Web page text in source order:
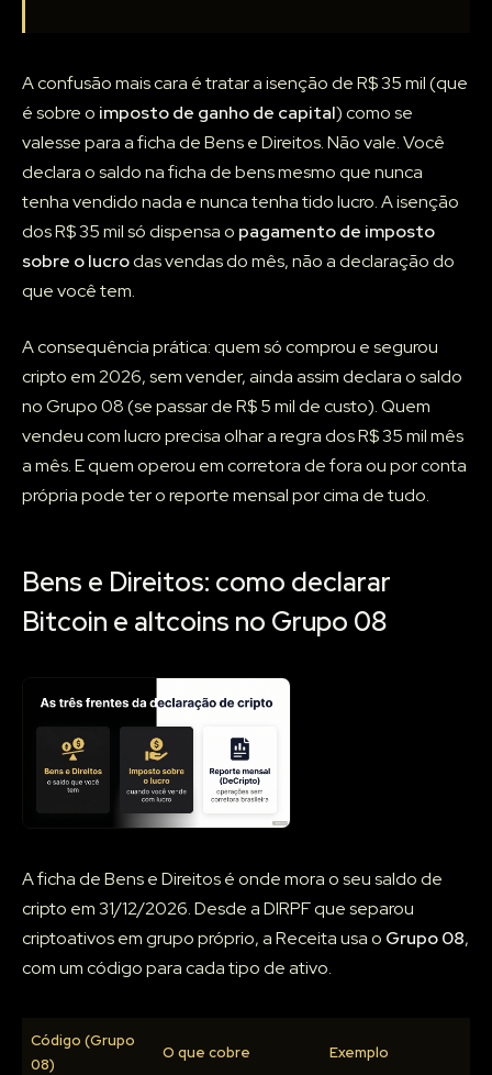
A confusão mais cara é tratar a isenção de R$ 35 mil (que
é sobre o imposto de ganho de capital) como se
valesse para a ficha de Bens e Direitos. Não vale. Você
declara o saldo na ficha de bens mesmo que nunca
tenha vendido nada e nunca tenha tido lucro. A isenção
dos R$ 35 mil só dispensa o pagamento de imposto
sobre o lucrodas vendas do mês, não a declaração do
que você tem.
A consequência prática: quem só comprou e segurou
cripto em 2026, sem vender, ainda assim declara o saldo
no Grupo 08 (se passar de R$ 5 mil de custo). Quem
vendeu com lucro precisa olhar a regra dos R$ 35 mil mês
a mês. E quem operou em corretora de fora ou por conta
própria pode ter o reporte mensal por cima de tudo.
Bens e Direitos: como declarar
Bitcoin e altcoins no Grupo 08
A ficha de Bens e Direitos é onde mora o seu saldo de
cripto em 31/12/2026. Desde a DIRPF que separou
criptoativos em grupo próprio, a Receita usa o Grupo 08,
com um código para cada tipo de ativo.
Código (Grupo
08)
O que cobre Exemplo